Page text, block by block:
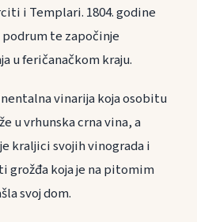
i Templari. 1804. godine
podrum te započinje
u feričanačkom kraju.
vinarija koja osobitu
u vrhunska crna vina, a
kraljici svojih vinograda i
grožđa koja je na pitomim
svoj dom.